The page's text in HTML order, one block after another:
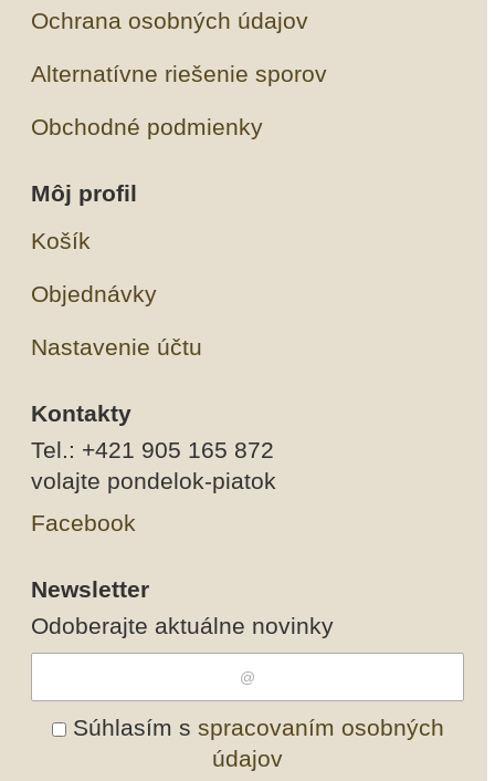
Ochrana osobných údajov
Alternatívne riešenie sporov
Obchodné podmienky
Môj profil
Košík
Objednávky
Nastavenie účtu
Kontakty
Tel.: +421 905 165 872
volajte pondelok-piatok
Facebook
Newsletter
Odoberajte aktuálne novinky
Súhlasím s spracovaním osobných
údajov